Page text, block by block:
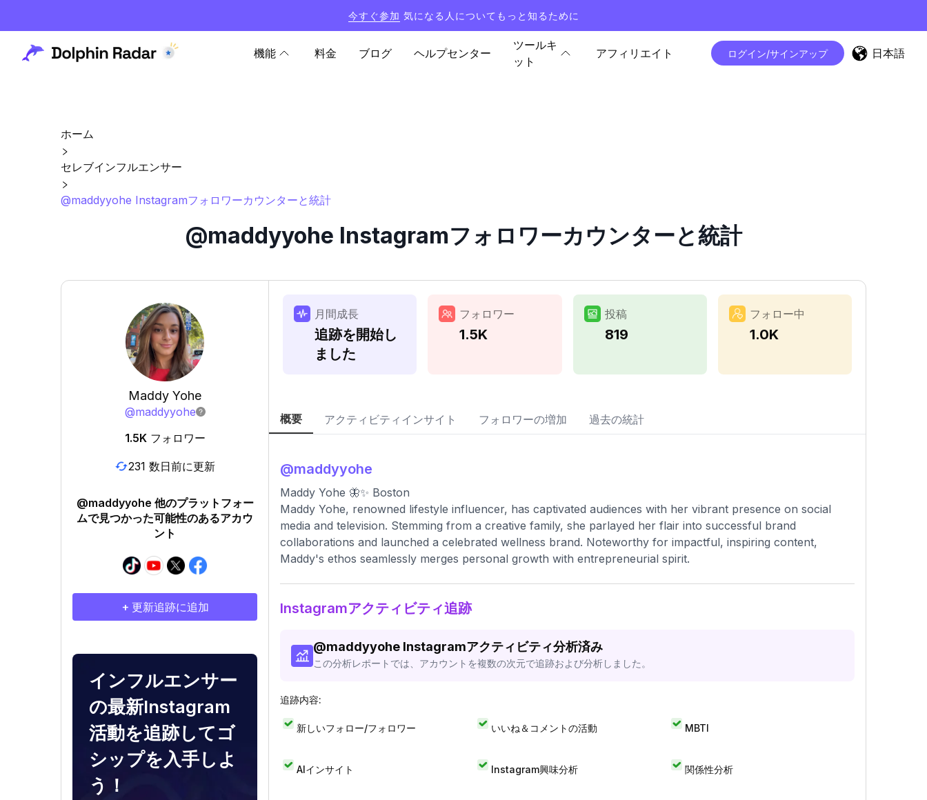
今すぐ参加 気になる人についてもっと知るために
機能 料金 ブログ ヘルプセンター
ツールキ
ット
アフィリエイト ログイン/サインアップ 日本語
ホーム
セレブインフルエンサー
@maddyyohe Instagramフォロワーカウンターと統計
@maddyyohe Instagramフォロワーカウンターと統計
Maddy Yohe
@maddyyohe
1.5K フォロワー
231 数日前に更新
@maddyyohe 他のプラットフォー
ムで見つかった可能性のあるアカウ
ント
+ 更新追跡に追加
インフルエンサー
の最新Instagram
活動を追跡してゴ
シップを入手しよ
う！
月間成長
追跡を開始し
ました
フォロワー
1.5K
投稿
819
フォロー中
1.0K
概要 アクティビティインサイト フォロワーの増加 過去の統計
@maddyyohe
Maddy Yohe 🦋✨ Boston
Maddy Yohe, renowned lifestyle influencer, has captivated audiences with her vibrant presence on social
media and television. Stemming from a creative family, she parlayed her flair into successful brand
collaborations and launched a celebrated wellness brand. Noteworthy for impactful, inspiring content,
Maddy's ethos seamlessly merges personal growth with entrepreneurial spirit.
Instagramアクティビティ追跡
@maddyyohe Instagramアクティビティ分析済み
この分析レポートでは、アカウントを複数の次元で追跡および分析しました。
追跡内容:
新しいフォロー/フォロワー いいね＆コメントの活動 MBTI
AIインサイト Instagram興味分析 関係性分析